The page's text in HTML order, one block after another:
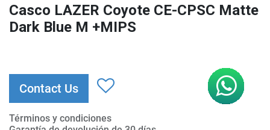
Casco LAZER Coyote CE-CPSC Matte
Dark Blue M +MIPS
Contact Us
Términos y condiciones